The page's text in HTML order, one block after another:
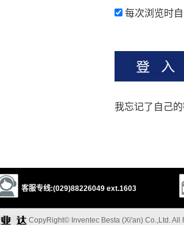
每次浏览时
我忘记了自己
客服专线:(029)88226049 ext.1603
CopyRight© Inventec Besta (Xi'an) Co.,Ltd. All